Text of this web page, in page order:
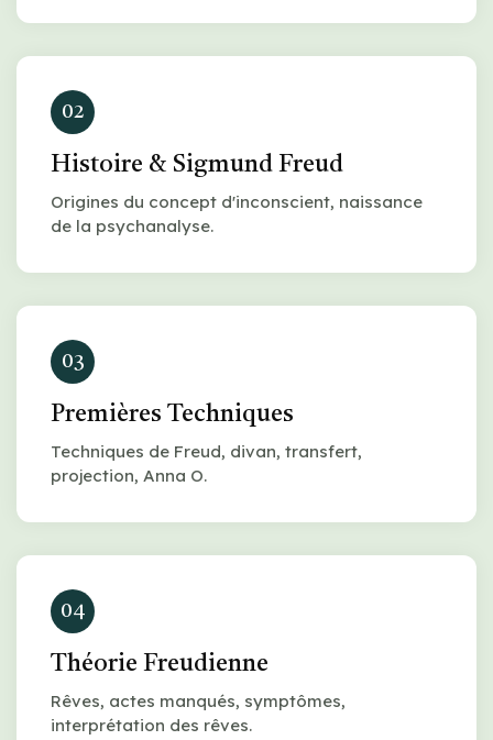
02
Histoire & Sigmund Freud
Origines du concept d'inconscient, naissance
de la psychanalyse.
03
Premières Techniques
Techniques de Freud, divan, transfert,
projection, Anna O.
04
Théorie Freudienne
Rêves, actes manqués, symptômes,
interprétation des rêves.